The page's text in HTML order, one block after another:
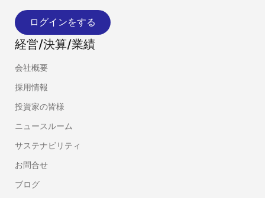
ログインをする
経営/決算/業績
会社概要
採用情報
投資家の皆様
ニュースルーム
サステナビリティ
お問合せ
ブログ